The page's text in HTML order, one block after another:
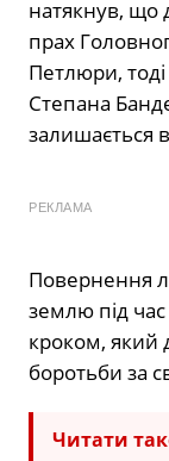
натякнув, що
прах
Петлюри,
Степана
залишається
РЕКЛАМА
Повернення
землю під
кроком, який
боротьби за
Читати